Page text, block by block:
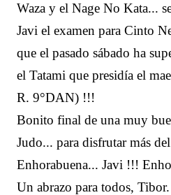
Waza y el Nage No Kata...
Javi el examen para Cinto
que el pasado sábado ha
el Tatami que presidía el
R. 9°DAN) !!!
Bonito final de una muy
Judo... para disfrutar más
Enhorabuena... Javi !!!
Un abrazo para todos, Tibor.